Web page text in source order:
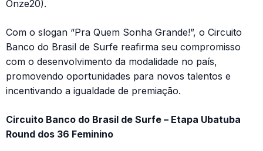
Onze20).
Com o slogan “Pra Quem Sonha Grande!”, o Circuito
Banco do Brasil de Surfe reafirma seu compromisso
com o desenvolvimento da modalidade no país,
promovendo oportunidades para novos talentos e
incentivando a igualdade de premiação.
Circuito Banco do Brasil de Surfe – Etapa Ubatuba
Round dos 36 Feminino